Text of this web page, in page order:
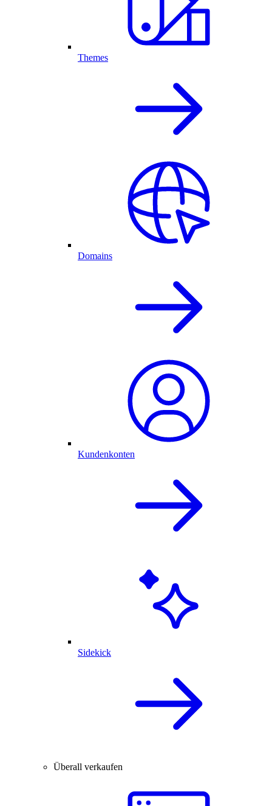
Themes
Domains
Kundenkonten
Sidekick
Überall verkaufen